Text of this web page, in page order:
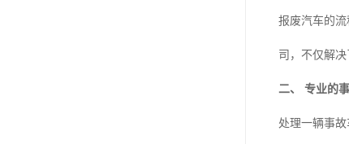
报废汽车的
司，不仅解决
二、 专业的
处理一辆事